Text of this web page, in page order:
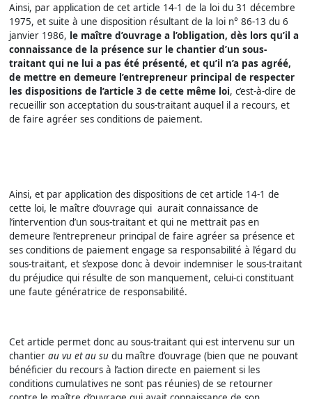
Ainsi, par application de cet article 14-1 de la loi du 31 décembre
1975, et suite à une disposition résultant de la loi n° 86-13 du 6
janvier 1986, le maître d’ouvrage a l’obligation, dès lors qu’il a
connaissance de la présence sur le chantier d’un sous-
traitant qui ne lui a pas été présenté, et qu’il n’a pas agréé,
de mettre en demeure l’entrepreneur principal de respecter
les dispositions de l’article 3 de cette même loi, c’est-à-dire de
recueillir son acceptation du sous-traitant auquel il a recours, et
de faire agréer ses conditions de paiement.
Ainsi, et par application des dispositions de cet article 14-1 de
cette loi, le maître d’ouvrage qui aurait connaissance de
l’intervention d’un sous-traitant et qui ne mettrait pas en
demeure l’entrepreneur principal de faire agréer sa présence et
ses conditions de paiement engage sa responsabilité à l’égard du
sous-traitant, et s’expose donc à devoir indemniser le sous-traitant
du préjudice qui résulte de son manquement, celui-ci constituant
une faute génératrice de responsabilité.
Cet article permet donc au sous-traitant qui est intervenu sur un
chantierau vu et au su du maître d’ouvrage (bien que ne pouvant
bénéficier du recours à l’action directe en paiement si les
conditions cumulatives ne sont pas réunies) de se retourner